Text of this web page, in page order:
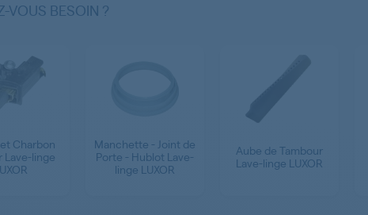
VOUS BESOIN ?
Charbon
Lave-linge
Manchette - Joint de
Porte - Hublot Lave-
linge LUXOR
Aube de Tambour
Lave-linge LUXOR